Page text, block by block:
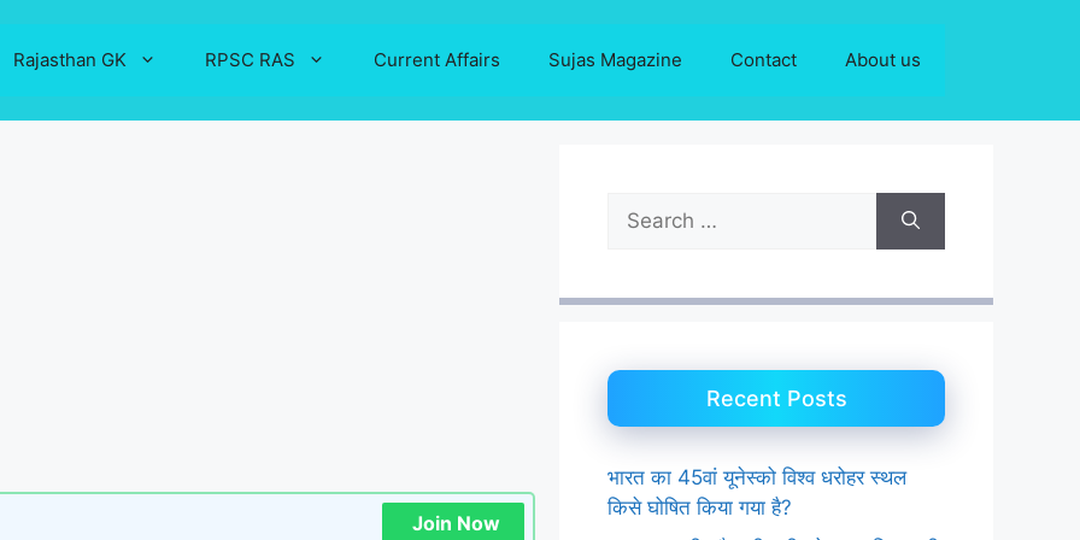
Rajasthan GK RPSC RAS Current Affairs Sujas Magazine Contact About us
Join Now
Search
for:
Recent Posts
भारत का 45वां यूनेस्को विश्व धरोहर स्थल
किसे घोषित किया गया है?